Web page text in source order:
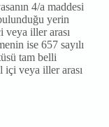
4/a maddesi
yerin
veya iller arası
ise 657 sayılı
tam belli
içi veya iller arası